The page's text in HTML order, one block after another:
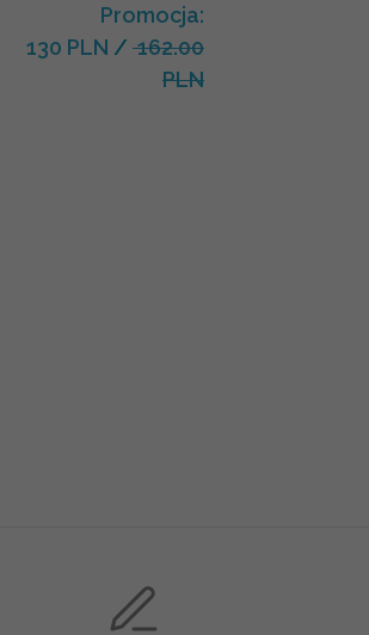
Promocja:
130 PLN / 162.00
PLN